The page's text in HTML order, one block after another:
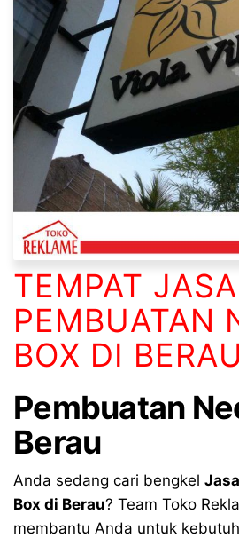
TEMPAT JASA
PEMBUATAN
BOX DI BERAU
Pembuatan
Berau
Anda sedang cari bengkel
Box di Berau? Team Toko
membantu Anda untuk